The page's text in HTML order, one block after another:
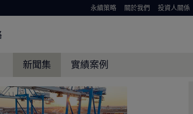
永續策略 關於我們 投資人關係
新聞集 實績案例